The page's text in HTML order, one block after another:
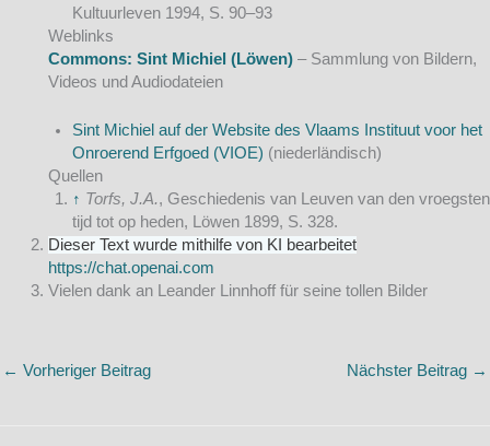
Kultuurleven 1994, S. 90–93
Weblinks
Commons: Sint Michiel (Löwen)– Sammlung von Bildern,
Videos und Audiodateien
Sint Michiel auf der Website des Vlaams Instituut voor het
Onroerend Erfgoed (VIOE) (niederländisch)
Quellen
↑ Torfs, J.A., Geschiedenis van Leuven van den vroegsten
tijd tot op heden, Löwen 1899, S. 328.
Dieser Text wurde mithilfe von KI bearbeitet
https://chat.openai.com
Vielen dank an Leander Linnhoff für seine tollen Bilder
← Vorheriger Beitrag Nächster Beitrag →